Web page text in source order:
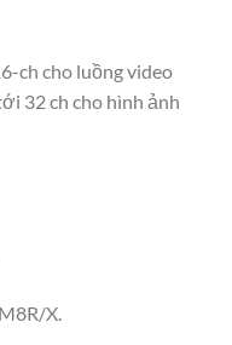
ch cho luồng video
32 ch cho hình ảnh
X.